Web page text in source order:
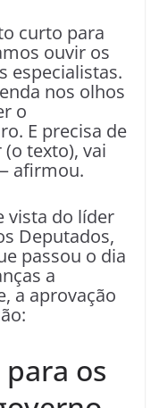
curto para
ouvir os
especialistas.
nos olhos
o
E precisa de
texto), vai
afirmou.
vista do líder
Deputados,
passou o dia
a
a aprovação
os